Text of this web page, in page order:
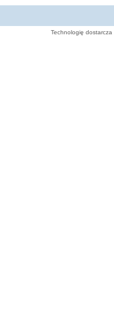
Technologię dostarcza